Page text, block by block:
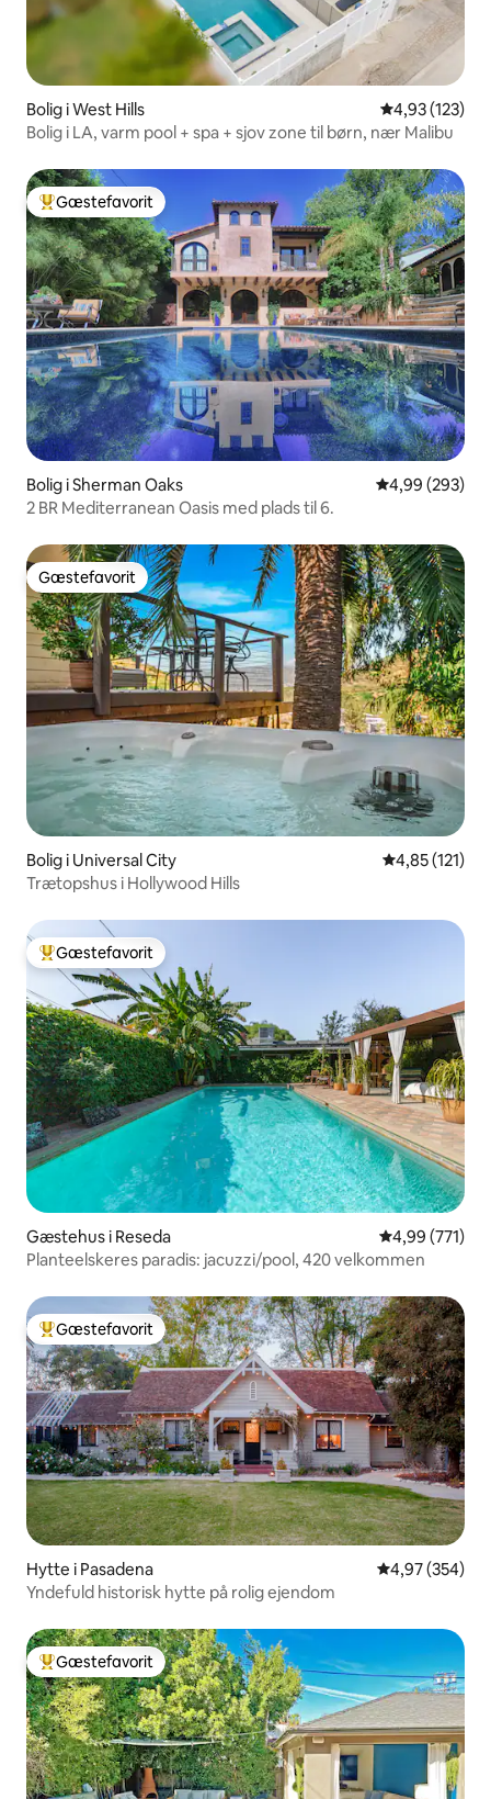
Bolig i West Hills 4,93 ud af 5 i
4,93 (123)
Bolig i LA, varm pool + spa + sjov zone til børn, nær Malibu
Bedste gæstefavorit
Gæstefavorit
Bolig i Sherman Oaks 4,99 ud af 5 i
4,99 (293)
2 BR Mediterranean Oasis med plads til 6.
Gæstefavorit
Gæstefavorit
Bolig i Universal City 4,85 ud af 5 i
4,85 (121)
Trætopshus i Hollywood Hills
Bedste gæstefavorit
Gæstefavorit
Gæstehus i Reseda 4,99 ud af 5 i
4,99 (771)
Planteelskeres paradis: jacuzzi/pool, 420 velkommen
Bedste gæstefavorit
Gæstefavorit
Hytte i Pasadena 4,97 ud af 5 i
4,97 (354)
Yndefuld historisk hytte på rolig ejendom
Bedste gæstefavorit
Gæstefavorit